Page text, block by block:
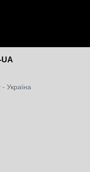
UA
- Україна